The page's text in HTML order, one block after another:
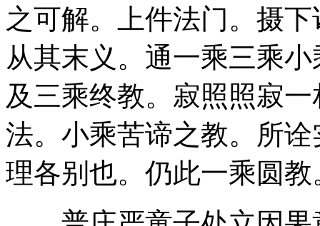
之可解。上件法门。摄
从其末义。通一乘三乘
及三乘终教。寂照照寂
法。小乘苦谛之教。所
理各别也。仍此一乘圆